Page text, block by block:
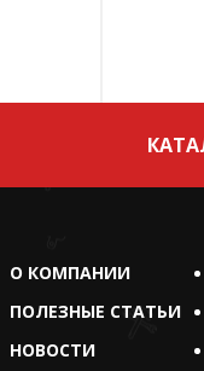
О КОМПАНИИ
ПОЛЕЗНЫЕ СТАТЬИ
НОВОСТИ